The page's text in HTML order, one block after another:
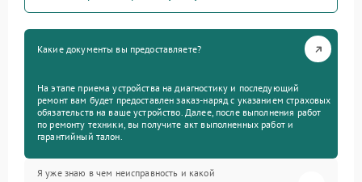
Какие документы вы предоставляете?
На этапе приема устройства на диагностику и последующий
ремонт вам будет предоставлен заказ-наряд с указанием страховых
обязательств на ваше устройство. Далее, после выполнения работ
по ремонту техники, вы получите акт выполненных работ и
гарантийный талон.
Я уже знаю в чем неисправность и какой